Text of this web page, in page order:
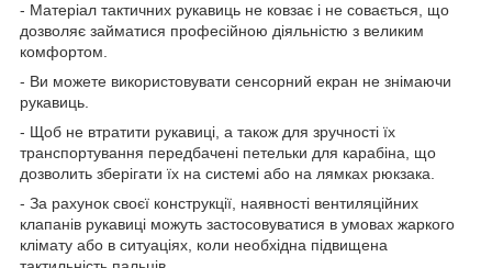
- Матеріал тактичних рукавиць не ковзає і не совається, що
дозволяє займатися професійною діяльністю з великим
комфортом.
- Ви можете використовувати сенсорний екран не знімаючи
рукавиць.
- Щоб не втратити рукавиці, а також для зручності їх
транспортування передбачені петельки для карабіна, що
дозволить зберігати їх на системі або на лямках рюкзака.
- За рахунок своєї конструкції, наявності вентиляційних
клапанів рукавиці можуть застосовуватися в умовах жаркого
клімату або в ситуаціях, коли необхідна підвищена